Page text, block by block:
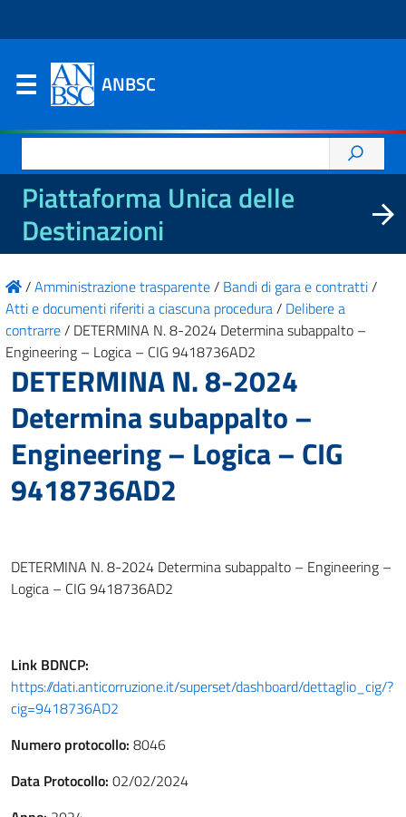
ANBSC
per:
Piattaforma Unica delle
Destinazioni
/Amministrazione trasparente/ Bandi di gara e contratti/
Atti e documenti riferiti a ciascuna procedura/ Delibere a
contrarre/ DETERMINA N. 8-2024 Determina subappalto –
Engineering – Logica – CIG 9418736AD2
DETERMINA N. 8-2024
Determina subappalto –
Engineering – Logica – CIG
9418736AD2
DETERMINA N. 8-2024 Determina subappalto – Engineering –
Logica – CIG 9418736AD2
Link BDNCP:
https://dati.anticorruzione.it/superset/dashboard/dettaglio_cig/?
cig=9418736AD2
Numero protocollo: 8046
Data Protocollo: 02/02/2024